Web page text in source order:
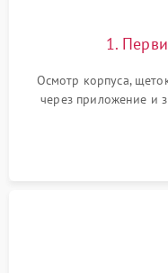
1.
Осмотр корпуса,
через приложение и
аккумулятора и
Оценка работы